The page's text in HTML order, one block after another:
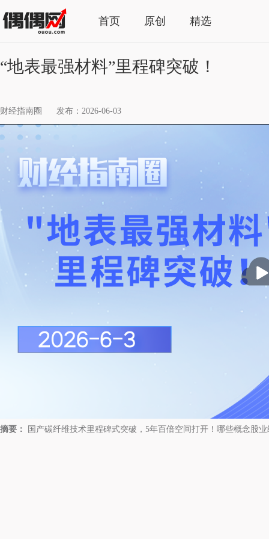
首页 原创 精选
“地表最强材料”里程碑突破！
财经指南圈 发布：2026-06-03
放
摘要： 国产碳纤维技术里程碑式突破，5年百倍空间打开！哪些概念股